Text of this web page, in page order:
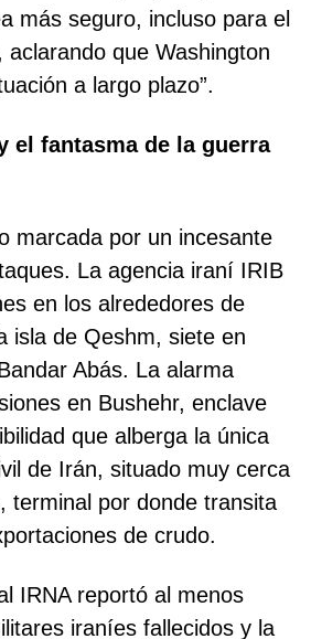
más seguro, incluso para el
aclarando que Washington
a largo plazo”.
el fantasma de la guerra
marcada por un incesante
La agencia iraní IRIB
en los alrededores de
isla de Qeshm, siete en
Abás. La alarma
en Bushehr, enclave
que alberga la única
de Irán, situado muy cerca
terminal por donde transita
de crudo.
IRNA reportó al menos
iraníes fallecidos y la